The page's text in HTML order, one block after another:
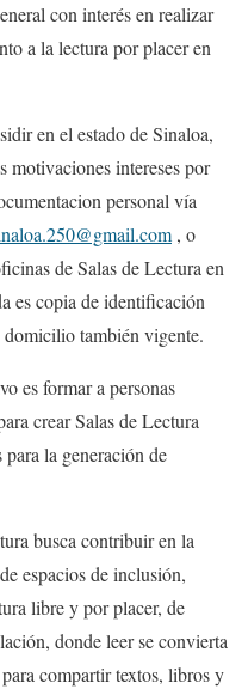
con interés en realizar
a la lectura por placer en
en el estado de Sinaloa,
motivaciones intereses por
personal vía
, o
de Salas de Lectura en
es copia de identificación
también vigente.
es formar a personas
crear Salas de Lectura
la generación de
busca contribuir en la
espacios de inclusión,
libre y por placer, de
donde leer seconvierta
compartir textos, libros y